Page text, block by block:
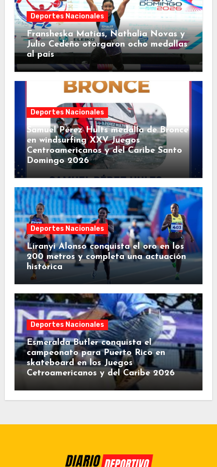
Deportes Nacionales
Fransheska Matías, Nathalia Novas y
Julio Cedeño otorgaron ocho medallas
al país
Deportes Nacionales
Samuel Pérez Hults medalla de Bronce
en windsurfing XXV Juegos
Centroamericanos y del Caribe Santo
Domingo 2026
Deportes Nacionales
Liranyi Alonso conquista el oro en los
200 metros y completa una actuación
histórica
Deportes Nacionales
Esmeralda Butler conquista el
campeonato para Puerto Rico en
skateboard en los Juegos
Cetroamericanos y del Caribe 2026